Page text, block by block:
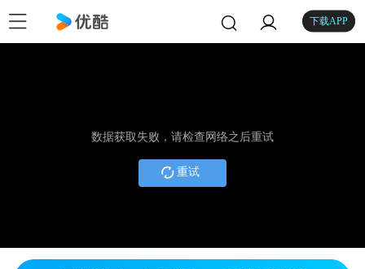
下载APP
数据获取失败，请检查网络之后重试
重试